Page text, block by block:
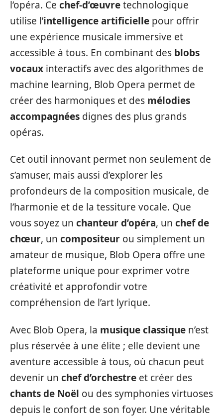
l’opéra. Ce chef-d’œuvretechnologique
utilise l’intelligence artificielle pour offrir
une expérience musicale immersive et
accessible à tous. En combinant des blobs
vocaux interactifs avec des algorithmes de
machine learning, Blob Opera permet de
créer des harmoniques et des mélodies
accompagnées dignes des plus grands
opéras.
Cet outil innovant permet non seulement de
s’amuser, mais aussi d’explorer les
profondeurs de la composition musicale, de
l’harmonie et de la tessiture vocale. Que
vous soyez un chanteur d’opéra, un chef de
chœur, un compositeur ou simplement un
amateur de musique, Blob Opera offre une
plateforme unique pour exprimer votre
créativité et approfondir votre
compréhension de l’art lyrique.
Avec Blob Opera, la musique classique n’est
plus réservée à une élite ; elle devient une
aventure accessible à tous, où chacun peut
devenir un chef d’orchestre et créer des
chants de Noël ou des symphonies virtuoses
depuis le confort de son foyer. Une véritable